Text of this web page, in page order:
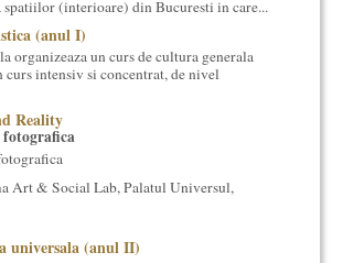
spatiilor (interioare) din Bucuresti in care...
(anul I)
organizeaza un curs de cultura generala
curs intensiv si concentrat, de nivel
Reality
Art & Social Lab, Palatul Universul,
universala (anul II)